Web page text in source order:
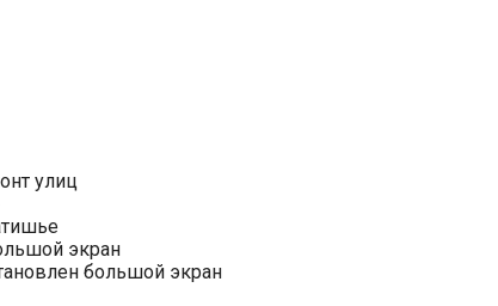
улиц
экран
большой экран